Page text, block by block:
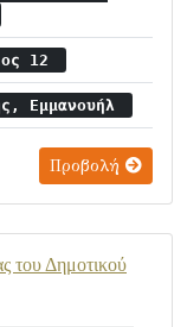
12
Εμμανουήλ
Προβολή
του Δημοτικού